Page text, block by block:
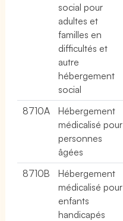
social pour
adultes et
familles en
difficultés et
autre
hébergement
social
8710A
Hébergement
médicalisé pour
personnes
âgées
8710B
Hébergement
médicalisé pour
enfants
handicapés